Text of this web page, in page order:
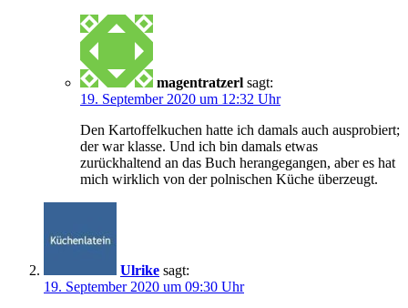
magentratzerl sagt:
19. September 2020 um 12:32 Uhr
Den Kartoffelkuchen hatte ich damals auch ausprobiert;
der war klasse. Und ich bin damals etwas
zurückhaltend an das Buch herangegangen, aber es hat
mich wirklich von der polnischen Küche überzeugt.
Ulrike sagt:
19. September 2020 um 09:30 Uhr